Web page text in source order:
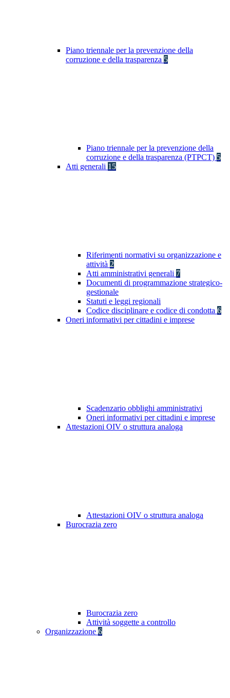
Piano triennale per la prevenzione della
corruzione e della trasparenza 5
Piano triennale per la prevenzione della
corruzione e della trasparenza (PTPCT) 5
Atti generali 15
Riferimenti normativi su organizzazione e
attività 2
Atti amministrativi generali 7
Documenti di programmazione strategico-
gestionale
Statuti e leggi regionali
Codice disciplinare e codice di condotta 6
Oneri informativi per cittadini e imprese
Scadenzario obblighi amministrativi
Oneri informativi per cittadini e imprese
Attestazioni OIV o struttura analoga
Attestazioni OIV o struttura analoga
Burocrazia zero
Burocrazia zero
Attività soggette a controllo
Organizzazione 6